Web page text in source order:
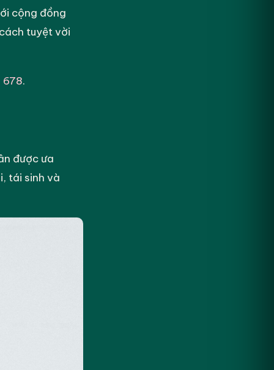
cộng đồng
tuyệt vời
.
được ưa
tái sinh và